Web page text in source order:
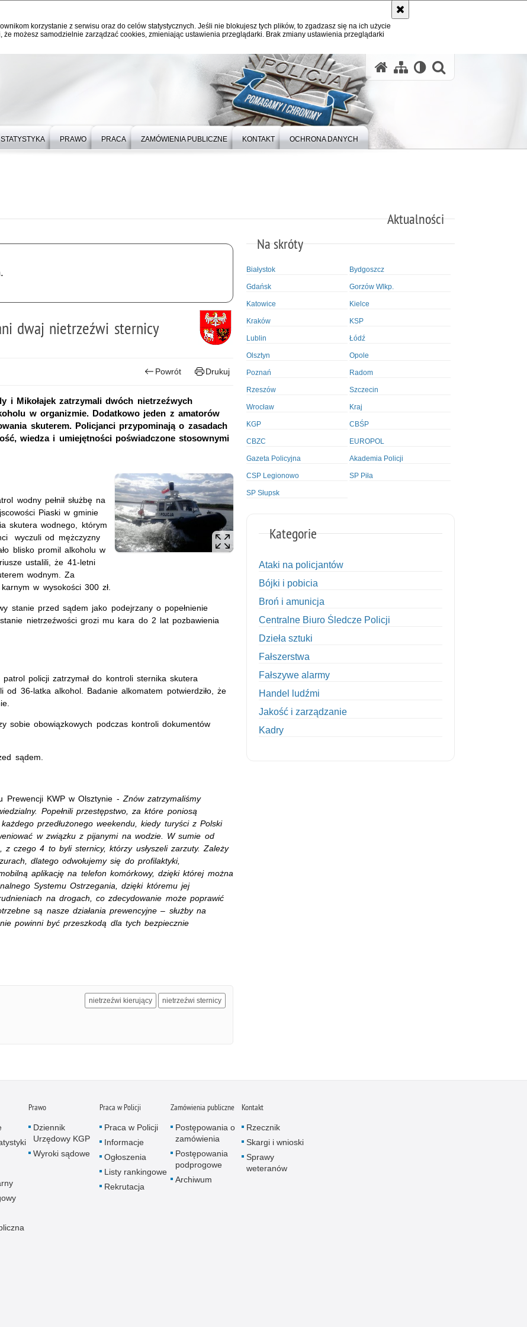
korzystanie z serwisu oraz do celów statystycznych. Jeśli nie blokujesz tych plików, to zgadzasz się na ich użycie
możesz samodzielnie zarządzać cookies, zmieniając ustawienia przeglądarki. Brak zmiany ustawienia przeglądarki
STATYSTYKA PRAWO PRACA ZAMÓWIENIA PUBLICZNE KONTAKT OCHRONA DANYCH
Aktualności
dwaj nietrzeźwi sternicy
Powrót Drukuj
i Mikołajek zatrzymali dwóch nietrzeźwych
w organizmie. Dodatkowo jeden z amatorów
skuterem. Policjanci przypominają o zasadach
wiedza i umiejętności poświadczone stosownymi
wodny pełnił służbę na
Piaski w gminie
skutera wodnego, którym
wyczuli od mężczyzny
blisko promil alkoholu w
ustalili, że 41-letni
wodnym. Za
w wysokości 300 zł.
stanie przed sądem jako podejrzany o popełnienie
nietrzeźwości grozi mu kara do 2 lat pozbawienia
policji zatrzymał do kontroli sternika skutera
36-latka alkohol. Badanie alkomatem potwierdziło, że
sobie obowiązkowych podczas kontroli dokumentów
sądem.
Prewencji KWP w Olsztynie - Znów zatrzymaliśmy
Popełnili przestępstwo, za które poniosą
przedłużonego weekendu, kiedy turyści z Polski
w związku z pijanymi na wodzie. W sumie od
czego 4 to byli sternicy, którzy usłyszeli zarzuty. Zależy
dlatego odwołujemy się do profilaktyki,
aplikację na telefon komórkowy, dzięki której można
Systemu Ostrzegania, dzięki któremu jej
na drogach, co zdecydowanie może poprawić
są nasze działania prewencyjne – służby na
powinni być przeszkodą dla tych bezpiecznie
nietrzeźwi kierujący nietrzeźwi sternicy
Na skróty
Białystok Bydgoszcz
Gdańsk Gorzów Wlkp.
Katowice Kielce
Kraków KSP
Lublin Łódź
Olsztyn Opole
Poznań Radom
Rzeszów Szczecin
Wrocław Kraj
KGP CBŚP
CBZC EUROPOL
Gazeta Policyjna Akademia Policji
CSP Legionowo SP Piła
SP Słupsk
Kategorie
Ataki na policjantów
Bójki i pobicia
Broń i amunicja
Centralne Biuro Śledcze Policji
Dzieła sztuki
Fałszerstwa
Fałszywe alarmy
Handel ludźmi
Jakość i zarządzanie
Kadry
Podrabianie znaków towarowych
Prawo
Dziennik
Urzędowy KGP
Wyroki sądowe
Praca w Policji
Praca w Policji
Informacje
Ogłoszenia
Listy rankingowe
Rekrutacja
Zamówienia publiczne
Postępowania o
zamówienia
Postępowania
podprogowe
Archiwum
Kontakt
Rzecznik
Skargi i wnioski
Sprawy
weteranów